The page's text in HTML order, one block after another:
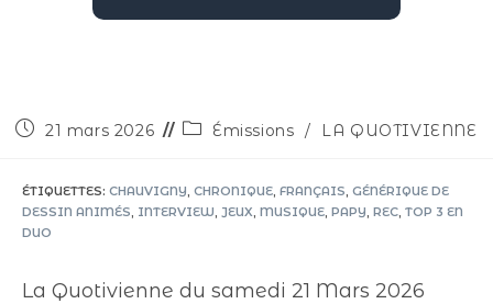
21 mars 2026 Émissions / LA QUOTIVIENNE
ÉTIQUETTES: CHAUVIGNY CHRONIQUE FRANÇAIS GÉNÉRIQUE DE
DESSIN ANIMÉS INTERVIEW JEUX MUSIQUE PAPY REC TOP 3 EN
DUO
La Quotivienne du samedi 21 Mars 2026